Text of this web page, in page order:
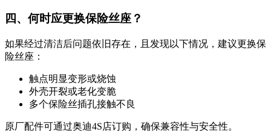
四、何时应更换保险丝座？
如果经过清洁后问题依旧存在，且发现以下情况，建议更换保
险丝座：
触点明显变形或烧蚀
外壳开裂或老化变脆
多个保险丝插孔接触不良
原厂配件可通过奥迪4S店订购，确保兼容性与安全性。